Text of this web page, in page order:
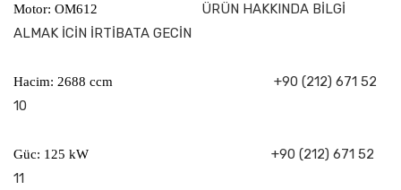
Motor: OM612 ÜRÜN HAKKINDA BİLGİ
ALMAK İCİN İRTİBATA GECİN
Hacim: 2688 ccm +90 (212) 671 52
10
Güc: 125 kW +90 (212) 671 52
11